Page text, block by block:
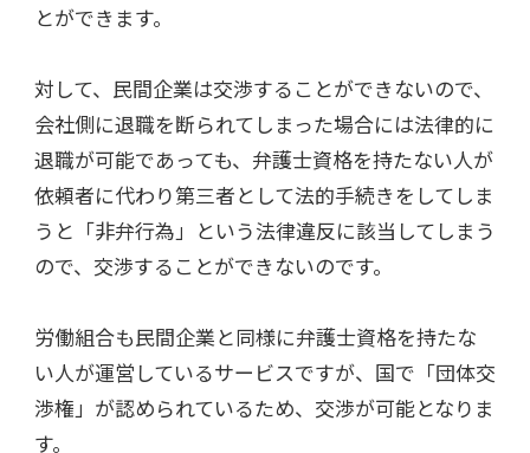
とができます。
対して、民間企業は交渉することができないので、
会社側に退職を断られてしまった場合には法律的に
退職が可能であっても、弁護士資格を持たない人が
依頼者に代わり第三者として法的手続きをしてしま
うと「非弁行為」という法律違反に該当してしまう
ので、交渉することができないのです。
労働組合も民間企業と同様に弁護士資格を持たな
い人が運営しているサービスですが、国で「団体交
渉権」が認められているため、交渉が可能となりま
す。